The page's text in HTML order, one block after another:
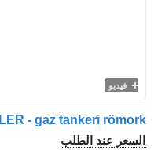
فيديو
- gaz tankeri römork
السعر عند الطلب